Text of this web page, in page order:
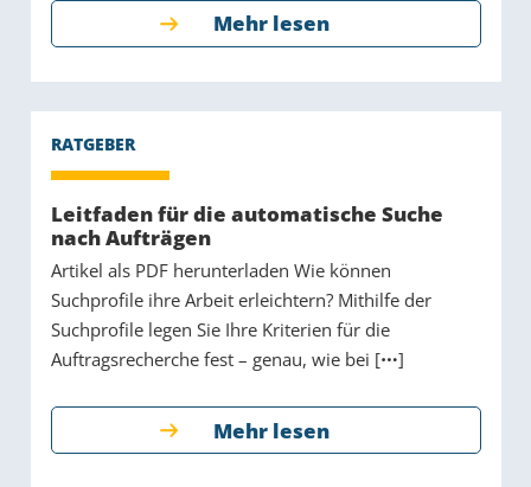
Mehr lesen
Leitfaden für die automatische Suche
nach Aufträgen
Artikel als PDF herunterladen Wie können
Suchprofile ihre Arbeit erleichtern? Mithilfe der
Suchprofile legen Sie Ihre Kriterien für die
Auftragsrecherche fest – genau, wie bei [
]
Mehr lesen